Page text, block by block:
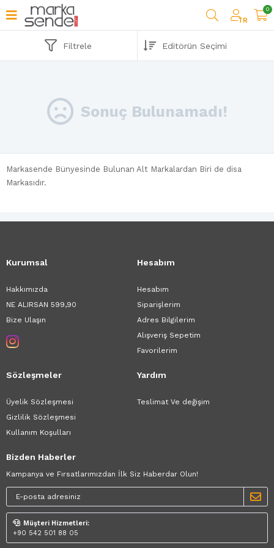
TR
0
Filtrele
Sonuç Bulunamadı!
Markasende Bünyesinde Bulunan Alt Markalardan Biri de disa
Markasıdır.
Kurumsal
Hakkımızda
NE ALIRSAN 599,90
Bize Ulaşın
Hesabım
Hesabım
Siparişlerim
Adres Bilgilerim
Alışveriş Sepetim
Favorilerim
Sözleşmeler
Üyelik Sözleşmesi
Gizlilik Sözleşmesi
Kullanım Koşulları
Yardım
Teslimat Ve değişim
Bizden Haberler
Kampanya ve Fırsatlarımızdan İlk Siz Haberdar Olun!
Müşteri Hizmetleri:
+90 542 501 88 05